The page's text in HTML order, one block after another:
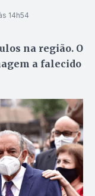
14h54
na região. O
a falecido